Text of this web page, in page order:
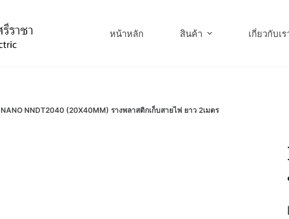
หน้าหลัก สินค้า เกี่ยวกับเร
NANO NNDT2040 (20X40MM) รางพลาสติกเก็บสายไฟ ยาว 2เมตร